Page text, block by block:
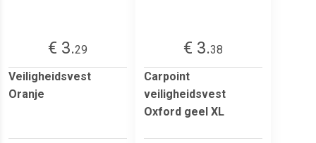
€ 3.29
Veiligheidsvest
Oranje
€ 3.38
Carpoint
veiligheidsvest
Oxford geel XL